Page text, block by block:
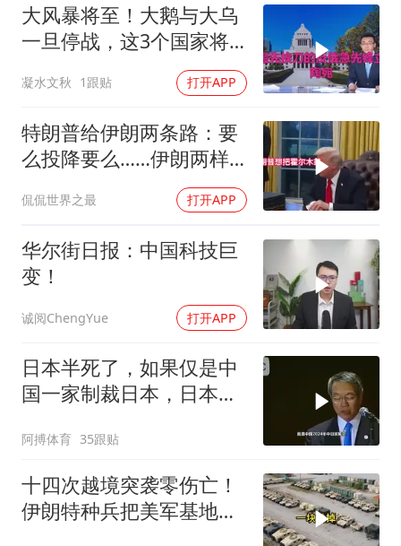
大风暴将至！大鹅与大乌
一旦停战，这3个国家将
凝水文秋 1跟贴 打开APP
特朗普给伊朗两条路：要
么投降要么……伊朗两样
都不选，美军无人机又被
打下来了
侃侃世界之最 打开APP
华尔街日报：中国科技巨
变！
诚阅ChengYue 打开APP
日本半死了，如果仅是中
国一家制裁日本，日本可
阿搏体育 35跟贴
十四次越境突袭零伤亡！
伊朗特种兵把美军基地当